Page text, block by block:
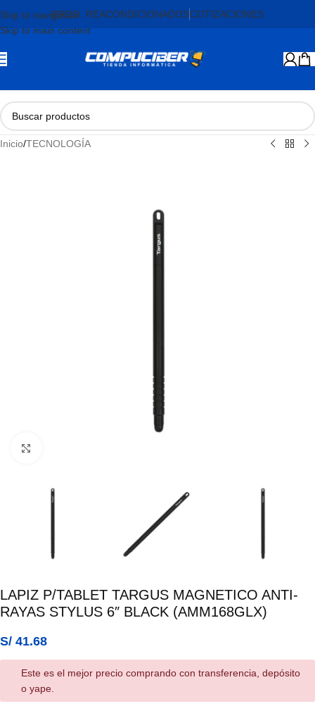
Skip to navigation
Skip to main content
PROD. REACONDICIONADOSCOTIZACIONES
Inicio/TECNOLOGÍA
LAPIZ P/TABLET TARGUS MAGNETICO ANTI-
RAYAS STYLUS 6″ BLACK (AMM168GLX)
S/ 41.68
Este es el mejor precio comprando con transferencia, depósito
o yape.